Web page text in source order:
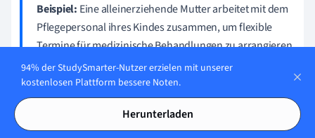
Beispiel: Eine alleinerziehende Mutter arbeitet mit dem
Pflegepersonal ihres Kindes zusammen, um flexible
Termine für medizinische Behandlungen zu arrangieren,
was ihr eine bessere Work-Life-Balance ermöglicht.
Pflege und Familie - Das Wichtigste
Definition Pflege und Familie:Die Unterstützung von
94% der StudySmarter-Nutzer erzielen mit unserer
kostenlosen Plattform bessere Noten.
Herunterladen